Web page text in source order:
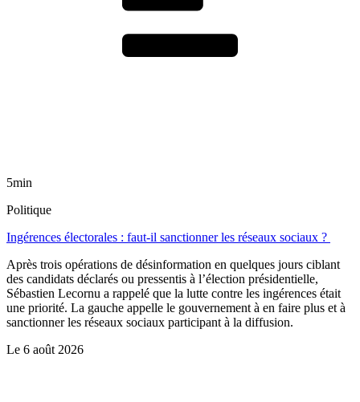
5min
Politique
Ingérences électorales : faut-il sanctionner les réseaux sociaux ?
Après trois opérations de désinformation en quelques jours ciblant
des candidats déclarés ou pressentis à l’élection présidentielle,
Sébastien Lecornu a rappelé que la lutte contre les ingérences était
une priorité. La gauche appelle le gouvernement à en faire plus et à
sanctionner les réseaux sociaux participant à la diffusion.
Le 6 août 2026